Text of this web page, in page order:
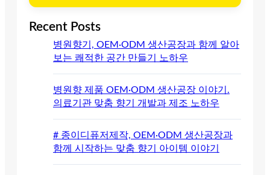
Recent Posts
병원향기, OEM·ODM 생산공장과 함께 알아
보는 쾌적한 공간 만들기 노하우
병원향 제품 OEM·ODM 생산공장 이야기.
의료기관 맞춤 향기 개발과 제조 노하우
# 종이디퓨저제작, OEM·ODM 생산공장과
함께 시작하는 맞춤 향기 아이템 이야기